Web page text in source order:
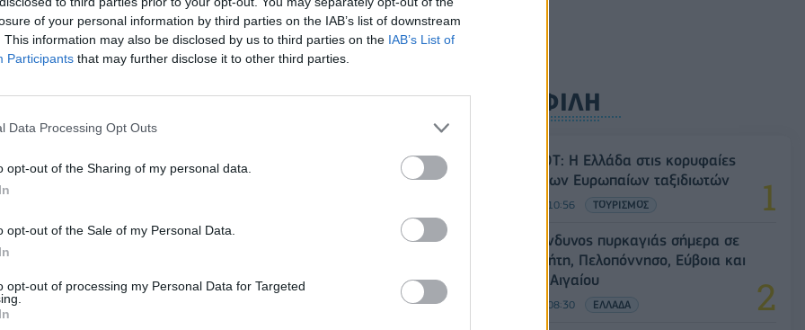
of your personal information by third parties on the IAB’s list of downstream
This information may also be disclosed by us to third parties on the IAB’s List of
Participants that may further disclose it to other third parties.
Data Processing Opt Outs
opt-out of the Sharing of my personal data.
opt-out of the Sale of my Personal Data.
opt-out of processing my Personal Data for Targeted
ΔΗΜΟΦΙΛΗ
Έρευνα ΕΟΤ: Η Ελλάδα στις κορυφαίες
επιλογές των Ευρωπαίων ταξιδιωτών
07/08/2026 - 10:56 ΤΟΥΡΙΣΜΟΣ
Υψηλός κίνδυνος πυρκαγιάς σήμερα σε
Αττική, Κρήτη, Πελοπόννησο, Εύβοια και
νησιά του Αιγαίου
07/08/2026 - 08:30 ΕΛΛΑΔΑ